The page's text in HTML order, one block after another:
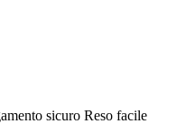
sicuro Reso facile